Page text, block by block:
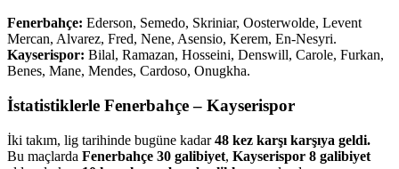
Fenerbahçe: Ederson, Semedo, Skriniar, Oosterwolde, Levent
Mercan, Alvarez, Fred, Nene, Asensio, Kerem, En-Nesyri.
Kayserispor: Bilal, Ramazan, Hosseini, Denswill, Carole, Furkan,
Benes, Mane, Mendes, Cardoso, Onugkha.
İstatistiklerle Fenerbahçe – Kayserispor
İki takım, lig tarihinde bugüne kadar48 kez karşı karşıya geldi.
Bu maçlarda Fenerbahçe 30 galibiyet, Kayserispor 8 galibiyet